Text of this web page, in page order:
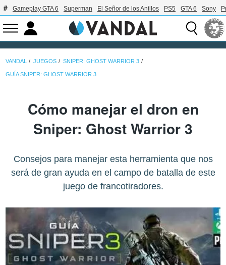
Gameplay GTA 6 Superman El Señor de los Anillos PS5 GTA 6 Sony
VANDAL JUEGOS SNIPER: GHOST WARRIOR 3
GUÍA SNIPER: GHOST WARRIOR 3
Cómo manejar el dron en
Sniper: Ghost Warrior 3
Consejos para manejar esta herramienta que nos
será de gran ayuda en el campo de batalla de este
juego de francotiradores.